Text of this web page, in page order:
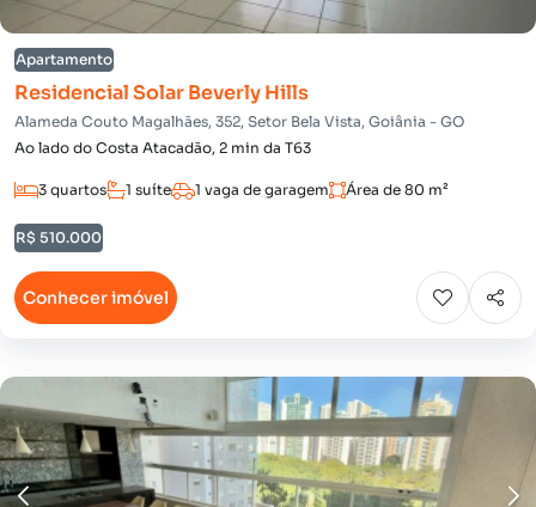
Apartamento
Residencial Solar Beverly Hills
Alameda Couto Magalhães, 352, Setor Bela Vista, Goiânia - GO
Ao lado do Costa Atacadão, 2 min da T63
3 quartos 1 suíte 1 vaga de garagem Área de 80 m²
R$ 510.000
Conhecer imóvel